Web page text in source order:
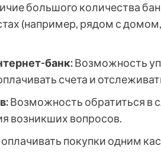
большого количества
(например, рядом с
банк:Возможность
счета и
Возможность обратиться в
возникших вопросов.
покупки одним